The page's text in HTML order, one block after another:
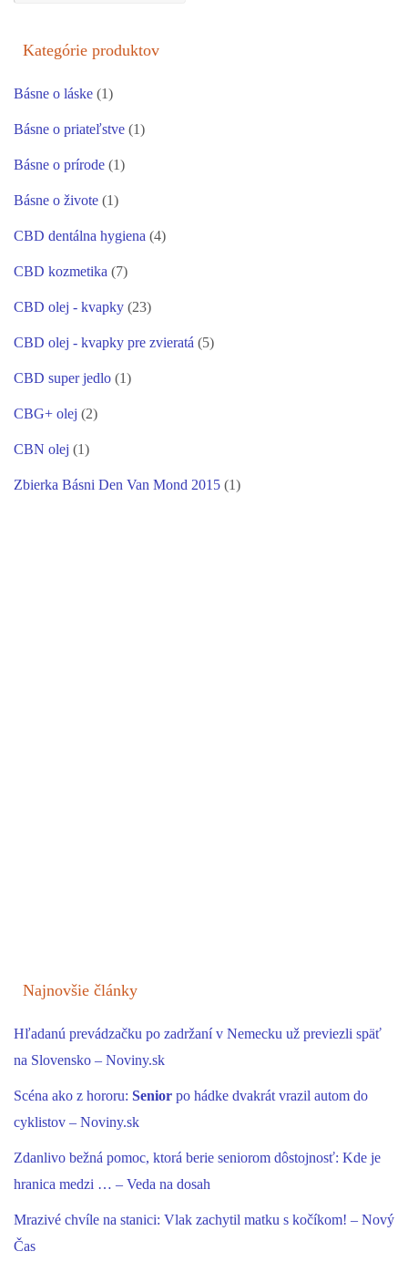
Kategórie produktov
Básne o láske (1)
Básne o priateľstve (1)
Básne o prírode (1)
Básne o živote (1)
CBD dentálna hygiena (4)
CBD kozmetika (7)
CBD olej - kvapky (23)
CBD olej - kvapky pre zvieratá (5)
CBD super jedlo (1)
CBG+ olej (2)
CBN olej (1)
Zbierka Básni Den Van Mond 2015 (1)
Najnovšie články
Hľadanú prevádzačku po zadržaní v Nemecku už previezli späť
na Slovensko – Noviny.sk
Scéna ako z hororu: Senior po hádke dvakrát vrazil autom do
cyklistov – Noviny.sk
Zdanlivo bežná pomoc, ktorá berie seniorom dôstojnosť: Kde je
hranica medzi … – Veda na dosah
Mrazivé chvíle na stanici: Vlak zachytil matku s kočíkom! – Nový
Čas